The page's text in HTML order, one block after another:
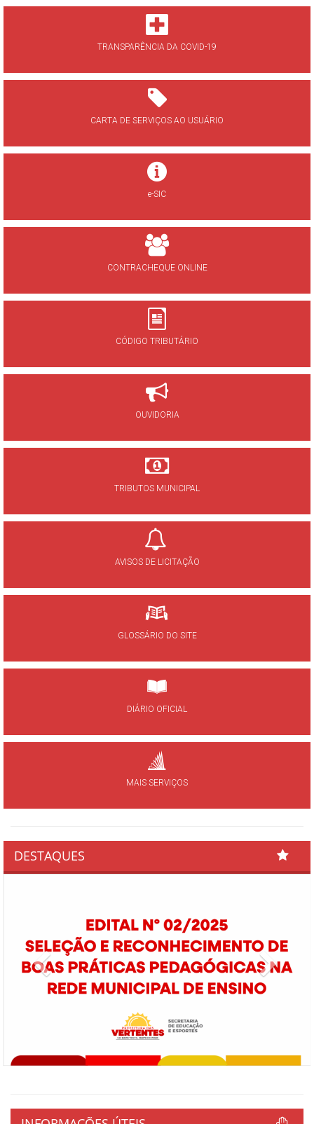
TRANSPARÊNCIA DA COVID-19
CARTA DE SERVIÇOS AO USUÁRIO
e-SIC
CONTRACHEQUE ONLINE
CÓDIGO TRIBUTÁRIO
OUVIDORIA
TRIBUTOS MUNICIPAL
AVISOS DE LICITAÇÃO
GLOSSÁRIO DO SITE
DIÁRIO OFICIAL
MAIS SERVIÇOS
DESTAQUES
Previous Next